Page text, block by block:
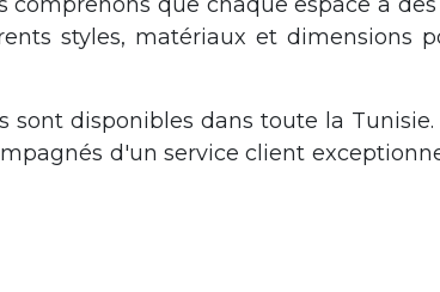
styles, matériaux et dimensions
sont disponibles dans toute la
d'un service client